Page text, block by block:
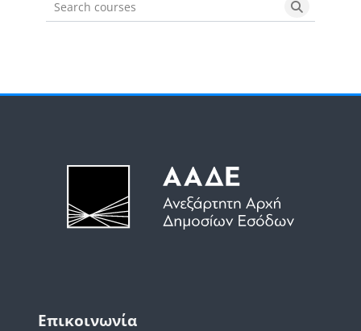
Search courses Search
Blokovi
Επικοινωνία